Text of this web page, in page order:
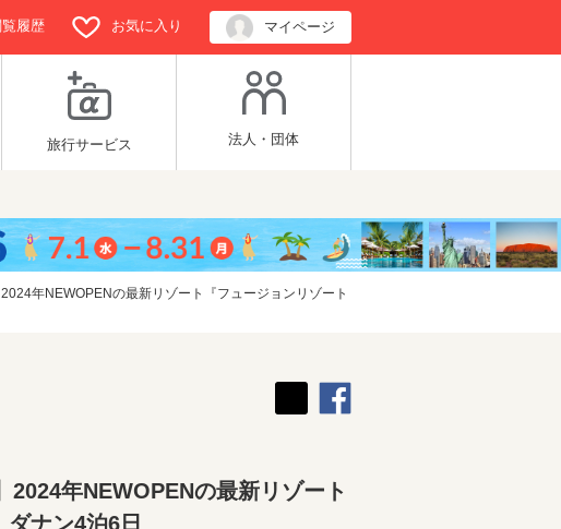
覧履歴 お気に入り マイページ
旅行サービス 法人・団体
年NEWOPENの最新リゾート『フュージョンリゾート
2024年NEWOPENの最新リゾート
ナン4泊6日